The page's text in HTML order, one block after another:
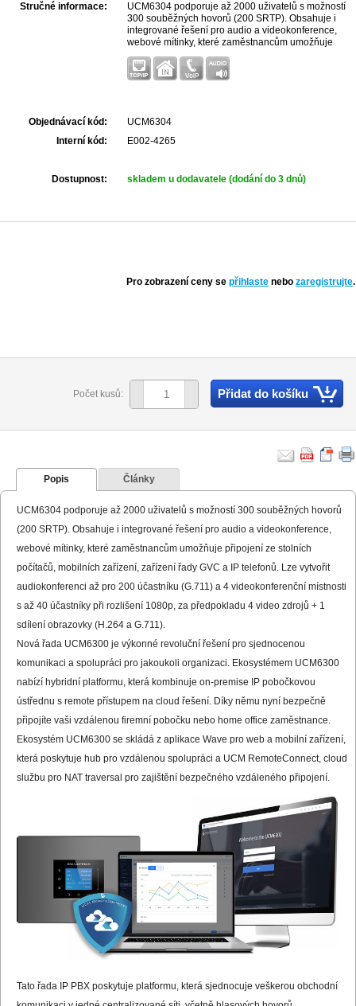
Stručné informace:
UCM6304 podporuje až 2000 uživatelů s možností
300 souběžných hovorů (200 SRTP). Obsahuje i
integrované řešení pro audio a videokonference,
webové mítinky, které zaměstnancům umožňuje
připojení ze stolních počítačů, mobilních zařízení,
zařízení řady GV...
Objednávací kód:
UCM6304
Interní kód:
E002-4265
Dostupnost: skladem u dodavatele (dodání do 3 dnů)
Pro zobrazení ceny se přihlaste nebo zaregistrujte.
Počet kusů: Přidat do košíku
Popis Články
UCM6304 podporuje až 2000 uživatelů s možností 300 souběžných hovorů
(200 SRTP). Obsahuje i integrované řešení pro audio a videokonference,
webové mítinky, které zaměstnancům umožňuje připojení ze stolních
počítačů, mobilních zařízení, zařízení řady GVC a IP telefonů. Lze vytvořit
audiokonferenci až pro 200 účastníku (G.711) a 4 videokonferenční místnosti
s až 40 účastníky při rozlišení 1080p, za předpokladu 4 video zdrojů + 1
sdílení obrazovky (H.264 a G.711).
Nová řada UCM6300 je výkonné revoluční řešení pro sjednocenou
komunikaci a spolupráci pro jakoukoli organizaci. Ekosystémem UCM6300
nabízí hybridní platformu, která kombinuje on-premise IP pobočkovou
ústřednu s remote přístupem na cloud řešení. Díky němu nyní bezpečně
připojíte vaši vzdálenou firemní pobočku nebo home office zaměstnance.
Ekosystém UCM6300 se skládá z aplikace Wave pro web a mobilní zařízení,
která poskytuje hub pro vzdálenou spolupráci a UCM RemoteConnect, cloud
službu pro NAT traversal pro zajištění bezpečného vzdáleného připojení.
Tato řada IP PBX poskytuje platformu, která sjednocuje veškerou obchodní